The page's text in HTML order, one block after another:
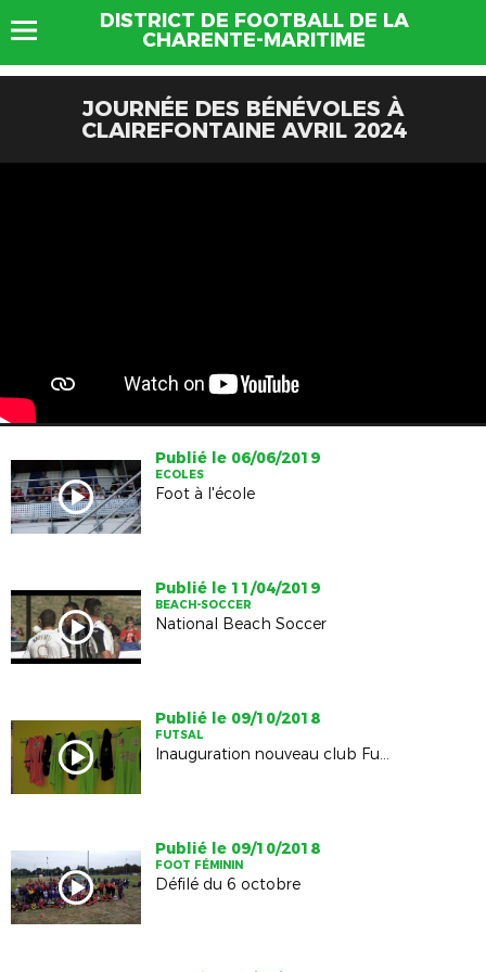
DISTRICT DE FOOTBALL DE LA
CHARENTE-MARITIME
JOURNÉE DES BÉNÉVOLES À
CLAIREFONTAINE AVRIL 2024
Publié le 06/06/2019
ECOLES
Foot à l'école
Publié le 11/04/2019
BEACH-SOCCER
National Beach Soccer
Publié le 09/10/2018
FUTSAL
Inauguration nouveau club Futsal, l'AS Futsal des 2 Chtes
Publié le 09/10/2018
FOOT FÉMININ
Défilé du 6 octobre